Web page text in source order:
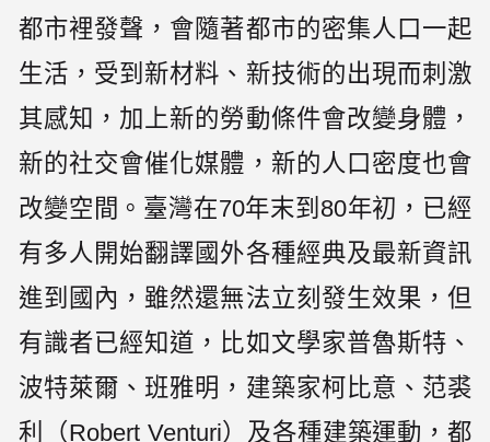
都市裡發聲，會隨著都市的密集人口一起
生活，受到新材料、新技術的出現而刺激
其感知，加上新的勞動條件會改變身體，
新的社交會催化媒體，新的人口密度也會
改變空間。臺灣在70年末到80年初，已經
有多人開始翻譯國外各種經典及最新資訊
進到國內，雖然還無法立刻發生效果，但
有識者已經知道，比如文學家普魯斯特、
波特萊爾、班雅明，建築家柯比意、范裘
利（Robert Venturi）及各種建築運動，都